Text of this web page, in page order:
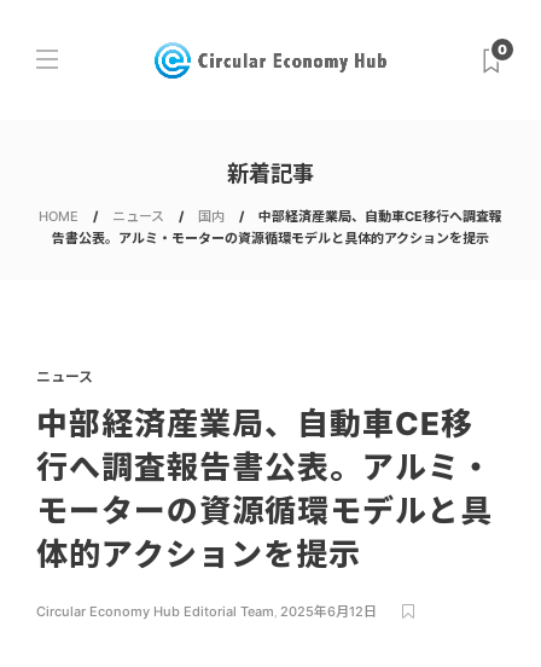
0
新着記事
HOME ニュース 国内
中部経済産業局、自動車CE移行へ調査報
告書公表。アルミ・モーターの資源循環モデルと具体的アクションを提示
ニュース
中部経済産業局、自動車CE移
行へ調査報告書公表。アルミ・
モーターの資源循環モデルと具
体的アクションを提示
Circular Economy Hub Editorial Team, 2025年6月12日